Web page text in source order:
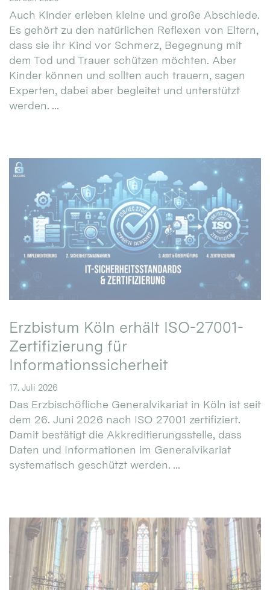
Auch Kinder erleben kleine und große Abschiede.
Es gehört zu den natürlichen Reflexen von Eltern,
dass sie ihr Kind vor Schmerz, Begegnung mit
dem Tod und Trauer schützen möchten. Aber
Kinder können und sollten auch trauern, sagen
Experten, dabei aber begleitet und unterstützt
werden. ...
Erzbistum Köln erhält ISO-27001-
Zertifizierung für
Informationssicherheit
17. Juli 2026
Das Erzbischöfliche Generalvikariat in Köln ist seit
dem 26. Juni 2026 nach ISO 27001 zertifiziert.
Damit bestätigt die Akkreditierungsstelle, dass
Daten und Informationen im Generalvikariat
systematisch geschützt werden. ...